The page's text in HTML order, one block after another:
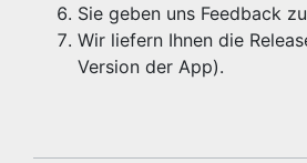
Sie geben uns Feedback
Wir liefern Ihnen die
Version der App).